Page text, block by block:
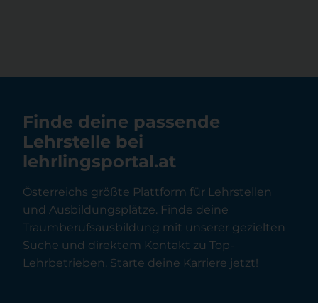
Finde deine passende
Lehrstelle bei
lehrlingsportal.at
Österreichs größte Plattform für Lehrstellen
und Ausbildungsplätze. Finde deine
Traumberufsausbildung mit unserer gezielten
Suche und direktem Kontakt zu Top-
Lehrbetrieben. Starte deine Karriere jetzt!